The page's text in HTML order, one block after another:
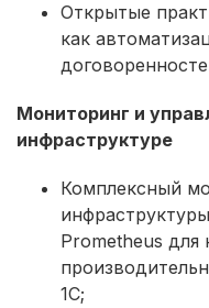
Открытые
как
Мониторинг и
инфраструктуре
Комплексный
Prometheus для
1С;